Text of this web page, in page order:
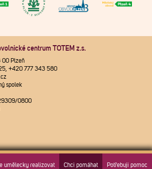
umělecky realizovat Chci pomáhat Potřebuji pomoc
centrum TOTEM z.s.
00 Plzeň
+420 777 343 580
spolek
0800